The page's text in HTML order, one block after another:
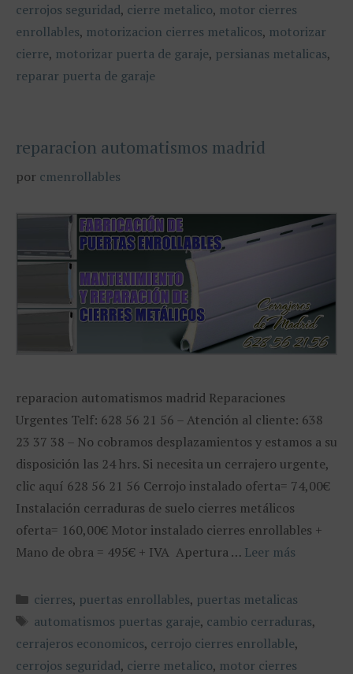
cerrojos seguridad, cierre metalico, motor cierres
enrollables, motorizacion cierres metalicos, motorizar
cierre, motorizar puerta de garaje, persianas metalicas,
reparar puerta de garaje
reparacion automatismos madrid
por cmenrollables
reparacion automatismos madrid Reparaciones
Urgentes Telf: 628 56 21 56 – Atención al cliente: 638
23 37 38 – No cobramos desplazamientos y estamos a su
disposición las 24 hrs. Si necesita un cerrajero urgente,
clic aquí 628 56 21 56 Cerrojo instalado oferta= 74,00€
Instalación cerraduras de suelo cierres metálicos
oferta= 160,00€ Motor instalado cierres enrollables +
Mano de obra = 495€ + IVA Apertura … Leer más
Categorías
cierres, puertas enrollables, puertas metalicas
Etiquetas
automatismos puertas garaje, cambio cerraduras,
cerrajeros economicos, cerrojo cierres enrollable,
cerrojos seguridad, cierre metalico, motor cierres